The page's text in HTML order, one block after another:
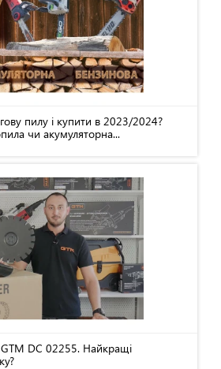
пилу і купити в 2023/2024?
чи акумуляторна...
DC 02255. Найкращі